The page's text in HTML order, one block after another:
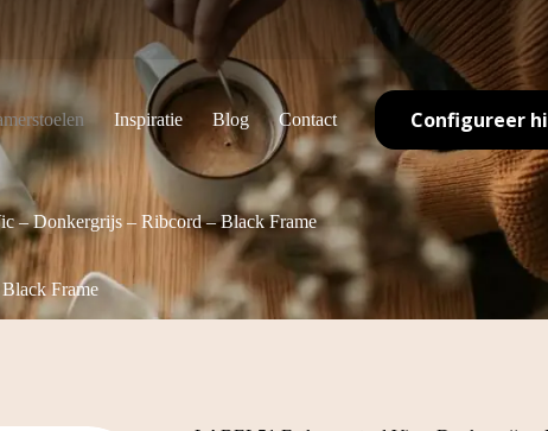
Inspiratie Blog Contact Configureer
– Donkergrijs – Ribcord – Black Frame
Frame